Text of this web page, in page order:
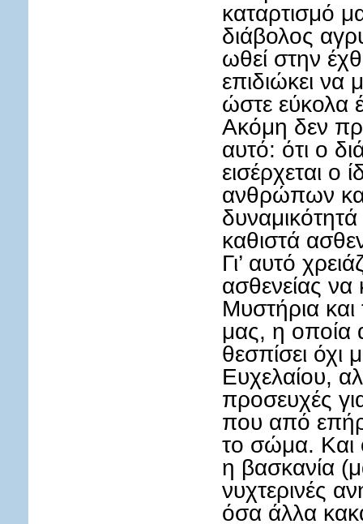
καταρτισμό
διάβολος
ωθεί στην
επιδιώκει να
ώστε εύκολα
Ακόμη δεν
αυτό: ότι ο
εισέρχεται ο
ανθρώπων
καθιστά
Γι’ αυτό
ασθενείας
Μυστήρια και
μας, η οποία
θεσπίσει όχι
Ευχελαίου,
προσευχές
που από
το σώμα. Και
η βασκανία
νυχτερινές
όσα άλλα